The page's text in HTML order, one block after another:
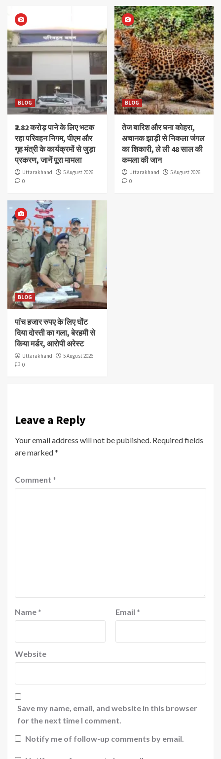
BLOG
₹2.82 करोड़ पाने के लिए भटक
रहा परिवहन निगम, पीएम और
गृह मंत्री के कार्यक्रमों से जुड़ा
प्रकरण, जानें पूरा मामला
Uttarakhand
5 August 2026
0
BLOG
तेज बारिश और घना कोहरा,
अचानक झाड़ी से निकला जंगल
का शिकारी, ले ली 48 साल की
कमला की जान
Uttarakhand
5 August 2026
0
BLOG
पांच हजार रुपए के लिए घोंट
दिया दोस्ती का गला, बेरहमी से
किया मर्डर, आरोपी अरेस्ट
Uttarakhand
5 August 2026
0
Leave a Reply
Your email address will not be published. Required fields
are marked*
Comment *
Name * Email *
Website
Save my name, email, and website in this browser
for the next time I comment.
Notify me of follow-up comments by email.